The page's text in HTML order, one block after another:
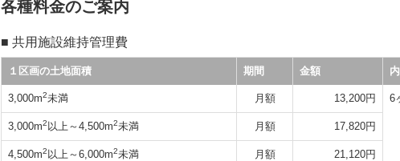
各種料金のご案内
■ 共用施設維持管理費
１区画の土地面積 期間 金額
3,000m2未満 月額 13,200円 6
3,000m2以上～4,500m2未満 月額 17,820円
4,500m2以上～6,000m2未満 月額 21,120円